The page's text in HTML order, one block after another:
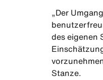
„Der
des eigenen
Stanze.